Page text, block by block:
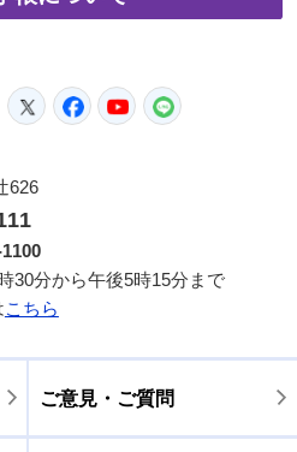
潮来市
TwitterFacebook
YouTube
626
30分から午後5時15分まで
こちら
ご意見・ご質問